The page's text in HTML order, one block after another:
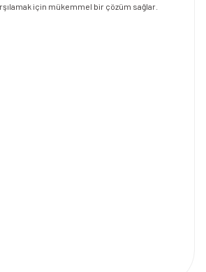
için mükemmel bir çözüm sağlar.